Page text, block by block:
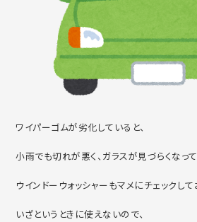
ワイパーゴムが劣化していると、
小雨でも切れが悪く、ガラスが見づらくなっ
ウインドーウォッシャーもマメにチェックし
いざというときに使えないので、